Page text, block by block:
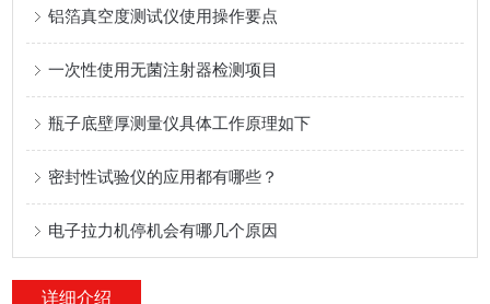
铝箔真空度测试仪使用操作要点
一次性使用无菌注射器检测项目
瓶子底壁厚测量仪具体工作原理如下
密封性试验仪的应用都有哪些？
电子拉力机停机会有哪几个原因
详细介绍